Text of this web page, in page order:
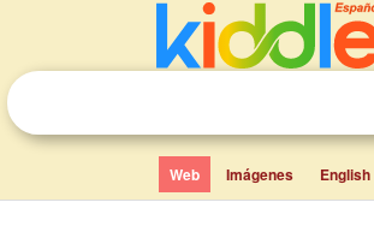
Web Imágenes English